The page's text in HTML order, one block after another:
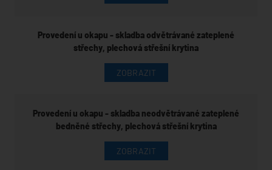
Provedení u okapu - skladba odvětrávané zateplené
střechy, plechová střešní krytina
ZOBRAZIT
Provedení u okapu - skladba neodvětrávané zateplené
bedněné střechy, plechová střešní krytina
ZOBRAZIT